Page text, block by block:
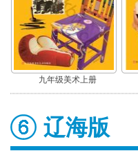
九年级美术上册
辽海版